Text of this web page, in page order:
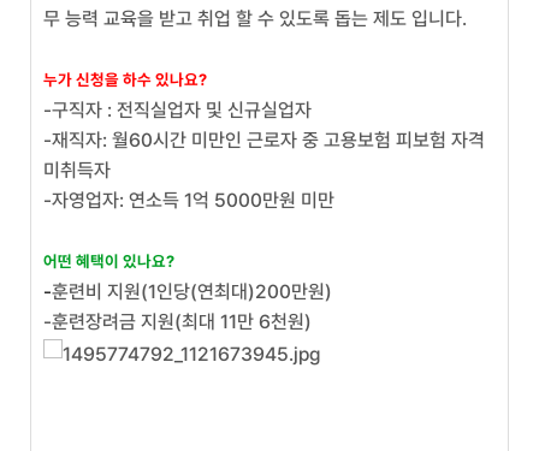
무 능력 교육을 받고 취업 할 수 있도록 돕는 제도 입니다.
누가 신청을 하수 있나요?
-구직자 : 전직실업자 및 신규실업자
-재직자: 월60시간 미만인 근로자 중 고용보험 피보험 자격
미취득자
-자영업자: 연소득 1억 5000만원 미만
어떤 혜택이 있나요?
-훈련비 지원(1인당(연최대)200만원)
-훈련장려금 지원(최대 11만 6천원)